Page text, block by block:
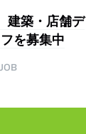
建築・店舗デ
を募集中